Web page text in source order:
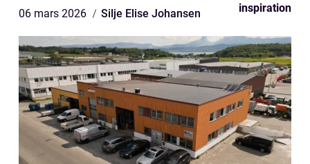
06 mars 2026 Silje Elise Johansen inspiration